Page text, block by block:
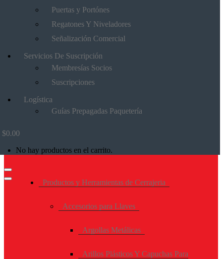
Puertas y Portónes
Regatones Y Niveladores
Señalización Comercial
Servicios De Suscripción
Membresías Socios
Suscripciones
Logística
Guías Prepagadas Paquetería
$0.00
No hay productos en el carrito.
Productos y Herramientas de Cerrajeria
Accesorios para Llaves
Argollas Metálicas
Arillos Plásticos Y Capuchas Para